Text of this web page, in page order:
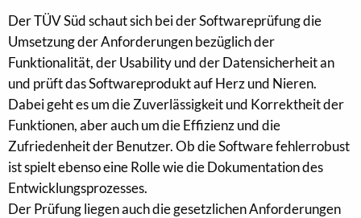
Der TÜV Süd schaut sich bei der Softwareprüfung die
Umsetzung der Anforderungen bezüglich der
Funktionalität, der Usability und der Datensicherheit an
und prüft das Softwareprodukt auf Herz und Nieren.
Dabei geht es um die Zuverlässigkeit und Korrektheit der
Funktionen, aber auch um die Effizienz und die
Zufriedenheit der Benutzer. Ob die Software fehlerrobust
ist spielt ebenso eine Rolle wie die Dokumentation des
Entwicklungsprozesses.
Der Prüfung liegen auch die gesetzlichen Anforderungen